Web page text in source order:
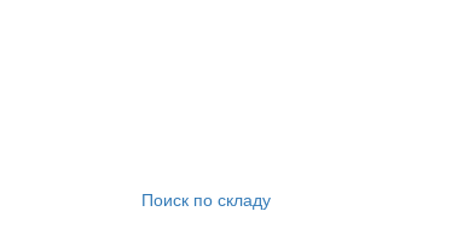
Поиск по складу